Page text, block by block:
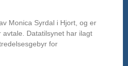
Monica Syrdal i Hjort, og er
Datatilsynet har ilagt
for